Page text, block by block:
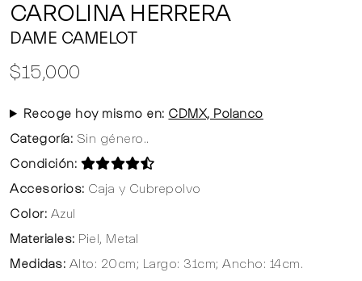
CAROLINA HERRERA
DAME CAMELOT
$15,000
Recoge hoy mismo en: CDMX, Polanco
Categoría: Sin género..
Condición:
Accesorios: Caja y Cubrepolvo
Color: Azul
Materiales: Piel, Metal
Medidas: Alto: 20cm; Largo: 31cm; Ancho: 14cm.